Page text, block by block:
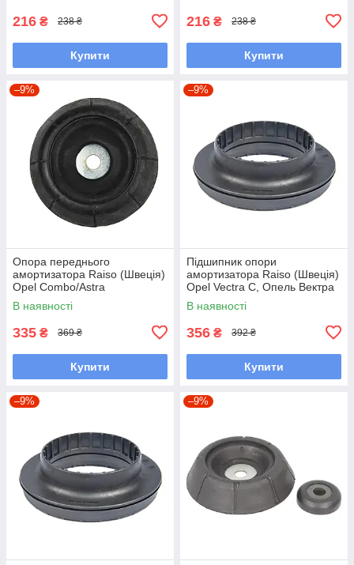
216 ₴ 238 ₴
Купити
216 ₴ 238 ₴
Купити
–9%
Опора переднього
амортизатора Raiso (Швеція)
Opel Combo/Astra
G/Corsa/Vectra B #RС02052
UAAZAND7
В наявності
335 ₴ 369 ₴
Купити
–9%
Підшипник опори
амортизатора Raiso (Швеція)
Opel Vectra С, Опель Вектра
Ц 02- #RC01036 UANBLHF7
В наявності
356 ₴ 392 ₴
Купити
–9% –9%